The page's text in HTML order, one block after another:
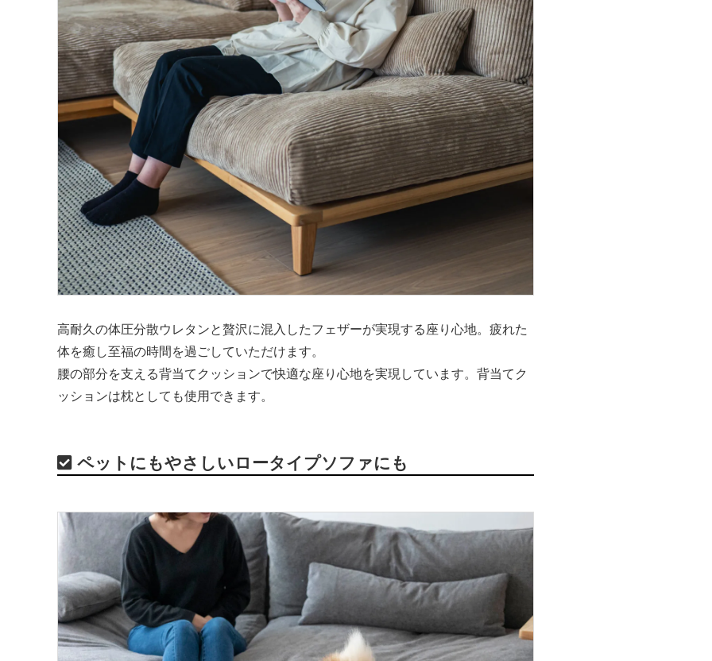
高耐久の体圧分散ウレタンと贅沢に混入したフェザーが実現する座り心地。疲れた
体を癒し至福の時間を過ごしていただけます。
腰の部分を支える背当てクッションで快適な座り心地を実現しています。背当てク
ッションは枕としても使用できます。
ペットにもやさしいロータイプソファにも